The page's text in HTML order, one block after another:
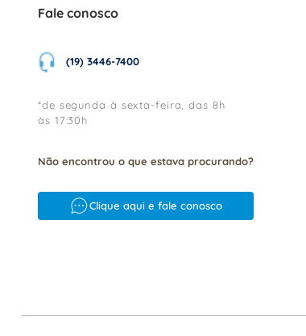
Fale conosco
(19) 3446-7400
*de segunda à sexta-feira, das 8h
às 17:30h
Não encontrou o que estava procurando?
Clique aqui e fale conosco